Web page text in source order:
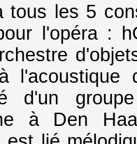
tous les 5
l'opéra :
l'acoustique
d'un
à Den